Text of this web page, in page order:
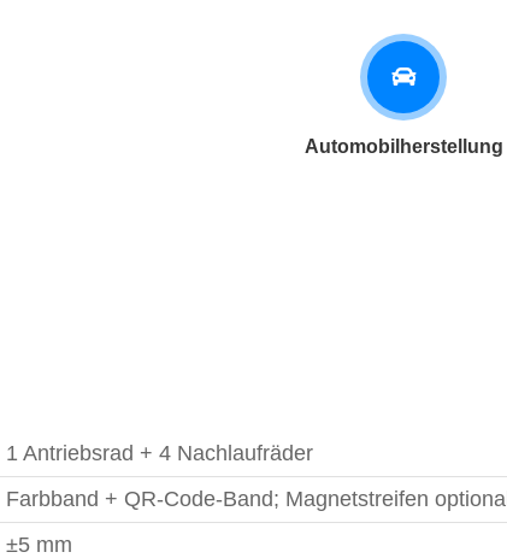
Automobilherstellung
1 Antriebsrad + 4 Nachlaufräder
Farbband + QR-Code-Band; Magnetstreifen optional
±5 mm